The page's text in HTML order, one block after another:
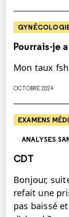
Pourrais-je
Mon taux
OCTOBRE 2024
EXAMENS
ANALYSES
CDT
Bonjour,
refait une
pas baissé